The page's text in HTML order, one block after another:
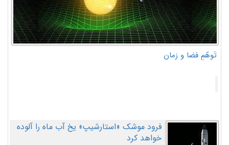
تَوهّمِ فضا و زمان
فرود موشک «استارشیپ» یخ آب ماه را آلوده
خواهد کرد